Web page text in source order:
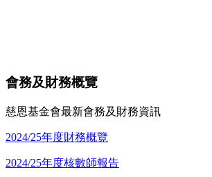
會務及財務概覽
慈恩基金會最新會務及財務資訊
2024/25年度財務概覽
2024/25年度核數師報告